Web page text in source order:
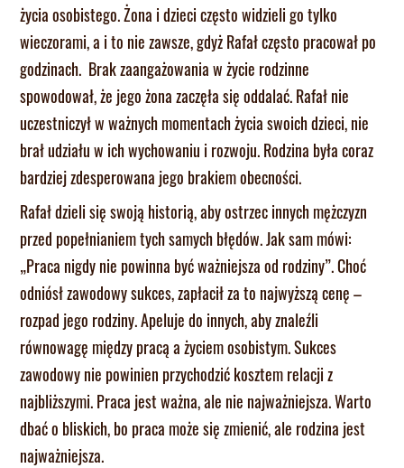
życia osobistego. Żona i dzieci często widzieli go tylko
wieczorami, a i to nie zawsze, gdyż Rafał często pracował po
godzinach. Brak zaangażowania w życie rodzinne
spowodował, że jego żona zaczęła się oddalać. Rafał nie
uczestniczył w ważnych momentach życia swoich dzieci, nie
brał udziału w ich wychowaniu i rozwoju. Rodzina była coraz
bardziej zdesperowana jego brakiem obecności.
Rafał dzieli się swoją historią, aby ostrzec innych mężczyzn
przed popełnianiem tych samych błędów. Jak sam mówi:
„Praca nigdy nie powinna być ważniejsza od rodziny”. Choć
odniósł zawodowy sukces, zapłacił za to najwyższą cenę –
rozpad jego rodziny. Apeluje do innych, aby znaleźli
równowagę między pracą a życiem osobistym. Sukces
zawodowy nie powinien przychodzić kosztem relacji z
najbliższymi. Praca jest ważna, ale nie najważniejsza. Warto
dbać o bliskich, bo praca może się zmienić, ale rodzina jest
najważniejsza.